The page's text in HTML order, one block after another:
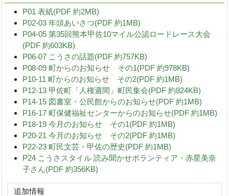
P01 表紙(PDF 約2MB)
P02-03 年頭あいさつ(PDF 約1MB)
P04-05 第35回熊本甲佐10マイル公認ロードレース大会
(PDF 約603KB)
P06-07 こうさの話題(PDF 約757KB)
P08-09 町からのお知らせ その1(PDF 約978KB)
P10-11 町からのお知らせ その2(PDF 約1MB)
P12-13 甲佐町「人権週間」町民集会(PDF 約824KB)
P14-15 図書室・公民館からのお知らせ(PDF 約1MB)
P16-17 町保健福祉センターからのお知らせ(PDF 約1MB)
P18-19 今月のお知らせ その1(PDF 約1MB)
P20-21 今月のお知らせ その2(PDF 約1MB)
P22-23 町民文芸・甲佐の歴史(PDF 約1MB)
P24 こうさスタイル 読み聞かせボランティア・赤星美奈
子さん(PDF 約356KB)
追加情報